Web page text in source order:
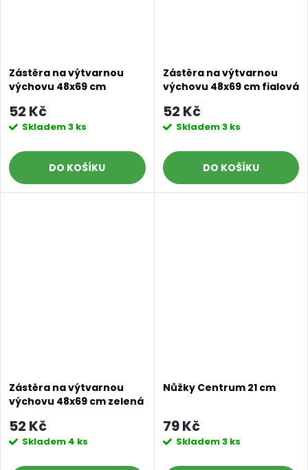
Zástěra na výtvarnou
výchovu 48x69 cm
52 Kč
Skladem3 ks
DO KOŠÍKU
Zástěra na výtvarnou
výchovu 48x69 cm fialová
52 Kč
Skladem3 ks
DO KOŠÍKU
Zástěra na výtvarnou
výchovu 48x69 cm zelená
52 Kč
Skladem 4 ks
Nůžky Centrum 21 cm
79 Kč
Skladem3 ks